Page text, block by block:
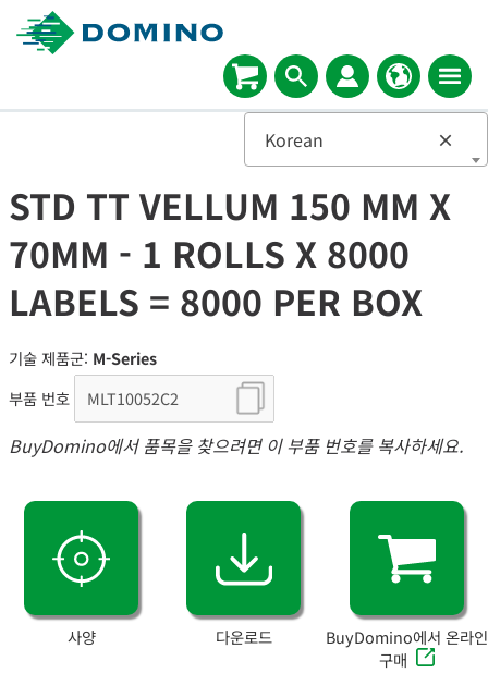
×
Korean
STD TT VELLUM 150 MM X
70MM - 1 ROLLS X 8000
LABELS = 8000 PER BOX
기술 제품군: M-Series
부품 번호
BuyDomino에서 품목을 찾으려면 이 부품 번호를 복사하세요.
사양 다운로드
BuyDomino에서 온라인
구매